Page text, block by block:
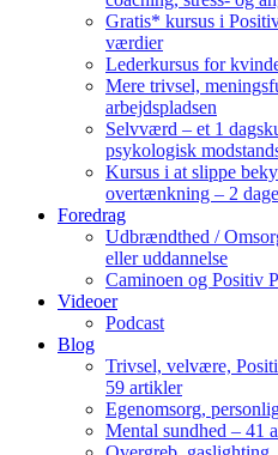
Gratis* kursus i
værdier
Lederkursus for
Mere trivsel,
arbejdspladsen
Selvværd – et 1
psykologisk
Kursus i at slippe
overtænkning – 2 dage
Foredrag
Udbrændthed /
eller uddannelse
Caminoen og Positiv
Videoer
Podcast
Blog
Trivsel, velvære,
59 artikler
Egenomsorg,
Mental sundhed – 41